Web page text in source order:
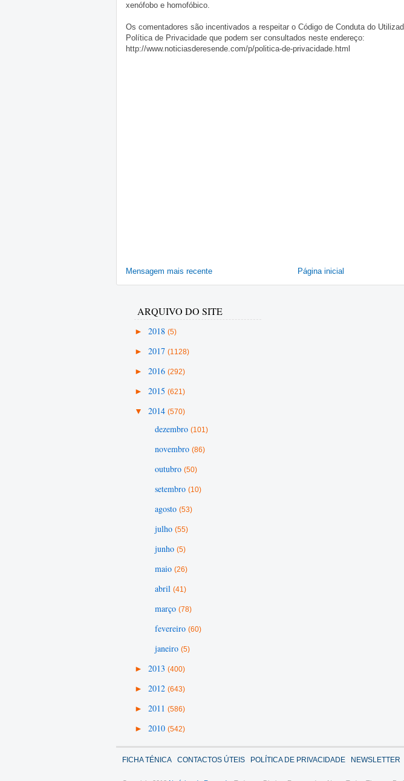
xenófobo e homofóbico.
Os comentadores são incentivados a respeitar o Código de Conduta do
Política de Privacidade que podem ser consultados neste endereço:
http://www.noticiasderesende.com/p/politica-de-privacidade.html
Mensagem mais recente Página inicial
ARQUIVO DO SITE
► 2018 (5)
► 2017 (1128)
► 2016 (292)
► 2015 (621)
▼ 2014 (570)
dezembro (101)
novembro (86)
outubro (50)
setembro (10)
agosto (53)
julho (55)
junho (5)
maio (26)
abril (41)
março (78)
fevereiro (60)
janeiro (5)
► 2013 (400)
► 2012 (643)
► 2011 (586)
► 2010 (542)
FICHA TÉNICA CONTACTOS ÚTEIS POLÍTICA DE PRIVACIDADE NEWSLETTER